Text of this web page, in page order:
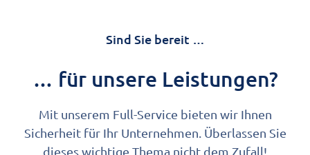
Sind Sie bereit …
… für unsere Leistungen?
Mit unserem Full-Service bieten wir Ihnen
Sicherheit für Ihr Unternehmen. Überlassen Sie
dieses wichtige Thema nicht dem Zufall!